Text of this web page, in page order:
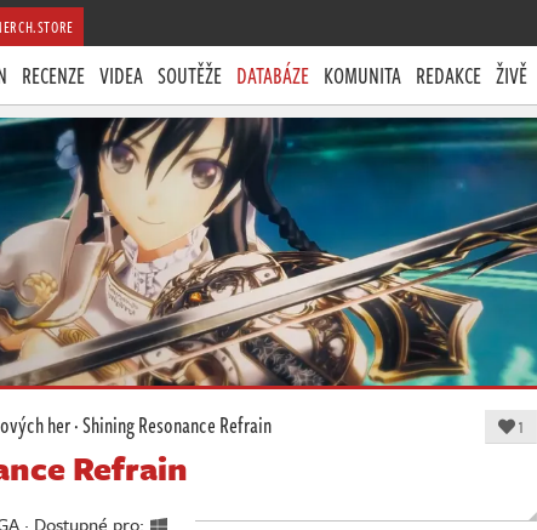
RECENZE VIDEA SOUTĚŽE DATABÁZE KOMUNITA REDAKCE ŽIVĚ
her·Shining Resonance Refrain 1
Refrain
· Dostupné pro: